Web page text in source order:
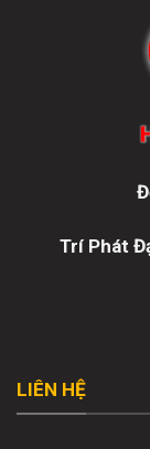
Trí Phát
LIÊN HỆ